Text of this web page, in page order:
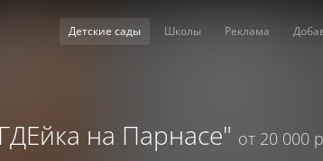
Детские сады Школы Реклама
на Парнасе" от 20 000